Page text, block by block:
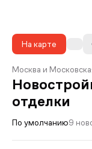
На карте
Москва и
отделки
По умолчанию9